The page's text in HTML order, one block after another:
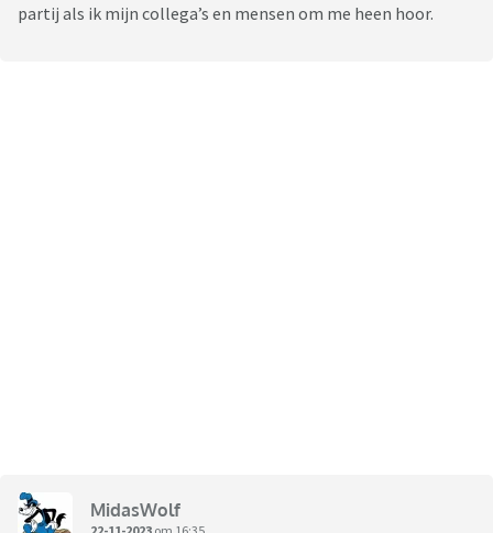
partij als ik mijn collega’s en mensen om me heen hoor.
MidasWolf